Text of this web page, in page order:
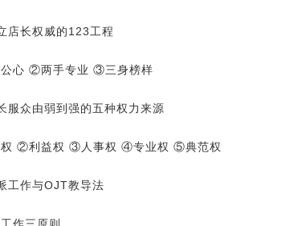
店长权威的123工程
心 ②两手专业 ③三身榜样
服众由弱到强的五种权力来源
②利益权 ③人事权 ④专业权 ⑤典范权
工作与OJT教导法